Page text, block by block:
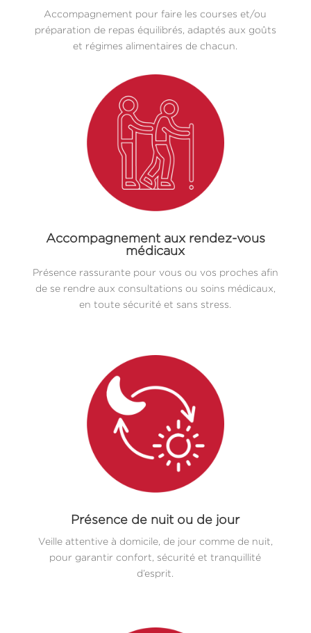
Accompagnement pour faire les courses et/ou
préparation de repas équilibrés, adaptés aux goûts
et régimes alimentaires de chacun.
Accompagnement aux rendez-vous
médicaux
Présence rassurante pour vous ou vos proches afin
de se rendre aux consultations ou soins médicaux,
en toute sécurité et sans stress.
Présence de nuit ou de jour
Veille attentive à domicile, de jour comme de nuit,
pour garantir confort, sécurité et tranquillité
d’esprit.